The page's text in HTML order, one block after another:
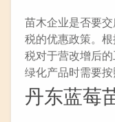
苗木企业是否要
税的优惠政策。
税对于营改增后
绿化产品时需要
丹东蓝莓